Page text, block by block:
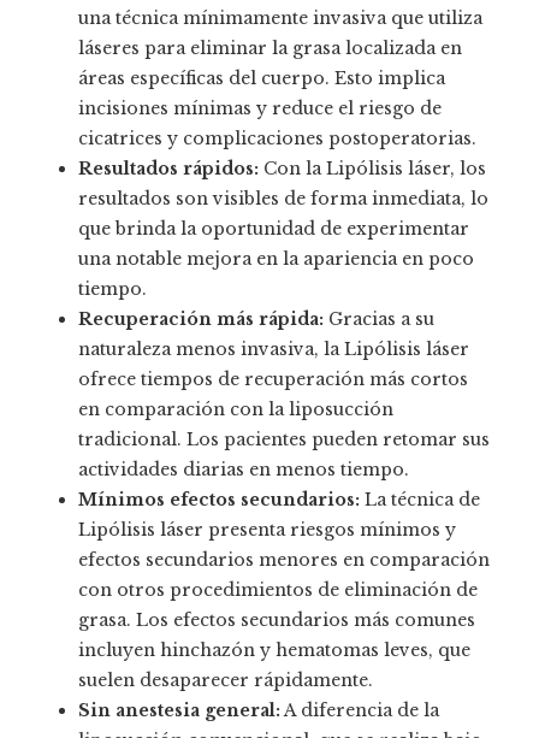
una técnica mínimamente invasiva que utiliza
láseres para eliminar la grasa localizada en
áreas específicas del cuerpo. Esto implica
incisiones mínimas y reduce el riesgo de
cicatrices y complicaciones postoperatorias.
Resultados rápidos: Con la Lipólisis láser, los
resultados son visibles de forma inmediata, lo
que brinda la oportunidad de experimentar
una notable mejora en la apariencia en poco
tiempo.
Recuperación más rápida: Gracias a su
naturaleza menos invasiva, la Lipólisis láser
ofrece tiempos de recuperación más cortos
en comparación con la liposucción
tradicional. Los pacientes pueden retomar sus
actividades diarias en menos tiempo.
Mínimos efectos secundarios: La técnica de
Lipólisis láser presenta riesgos mínimos y
efectos secundarios menores en comparación
con otros procedimientos de eliminación de
grasa. Los efectos secundarios más comunes
incluyen hinchazón y hematomas leves, que
suelen desaparecer rápidamente.
Sin anestesia general:A diferencia de la